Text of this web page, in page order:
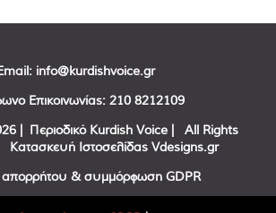
info@kurdishvoice.gr
Επικοινωνίας: 210 8212109
| Περιοδικό Kurdish Voice | All Rights
Ιστοσελίδας Vdesigns.gr
απορρήτου & συμμόρφωση GDPR